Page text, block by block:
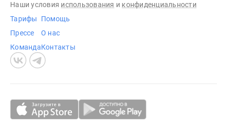
Наши условия использования и конфиденциальности
Тарифы
Прессе
Команда
Помощь
О нас
Контакты